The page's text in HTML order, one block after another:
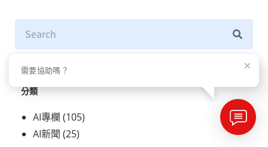
分類
AI專欄 (105)
AI新聞 (25)
需要協助嗎？